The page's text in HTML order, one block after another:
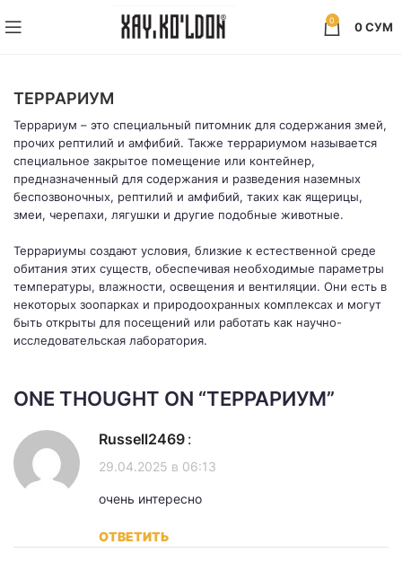
0 0СУМ
ТЕРРАРИУМ
Террариум – это специальный питомник для содержания змей,
прочих рептилий и амфибий. Также террариумом называется
специальное закрытое помещение или контейнер,
предназначенный для содержания и разведения наземных
беспозвоночных, рептилий и амфибий, таких как ящерицы,
змеи, черепахи, лягушки и другие подобные животные.
Террариумы создают условия, близкие к естественной среде
обитания этих существ, обеспечивая необходимые параметры
температуры, влажности, освещения и вентиляции. Они есть в
некоторых зоопарках и природоохранных комплексах и могут
быть открыты для посещений или работать как научно-
исследовательская лаборатория.
ONE THOUGHT ON “ТЕРРАРИУМ”
Russell2469 :
29.04.2025 в 06:13
очень интересно
ОТВЕТИТЬ